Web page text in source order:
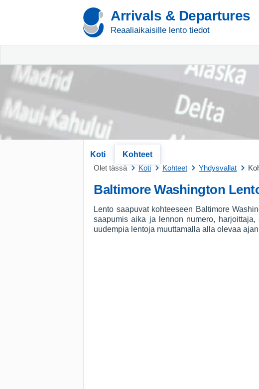
Arrivals & Departures
Reaaliaikaisille lento tiedot
Koti
Kohteet
Olet tässä
Koti Kohteet Yhdysvallat
Baltimore Washington
Lento saapuvat kohteeseen Baltimore
saapumis aika ja lennon numero,
uudempia lentoja muuttamalla alla olevaa